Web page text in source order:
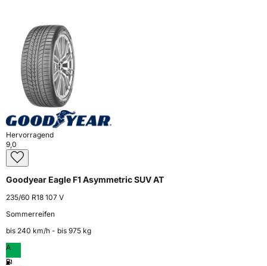
Hervorragend
9,0
Goodyear Eagle F1 Asymmetric SUV AT
235/60 R18 107 V
Sommerreifen
bis 240 km⁠/⁠h - bis 975 kg
A